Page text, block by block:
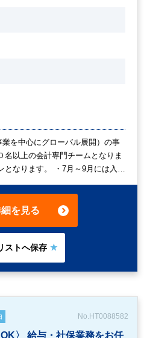
業を中心にグローバル展開）の事
以上の会計専門チームとなりま
となります。 ・7月～9月には入職
ルタイム 定時は7時間10分 正社
も可能です。
を見る
No.HT0088582
〉 給与・社保業務をお任